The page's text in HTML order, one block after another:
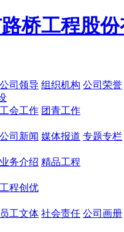
公司领导 组织机构 公司荣誉
工会工作 团青工作
公司新闻 媒体报道 专题专栏
业务介绍 精品工程
工程创优
员工文体 社会责任 公司画册